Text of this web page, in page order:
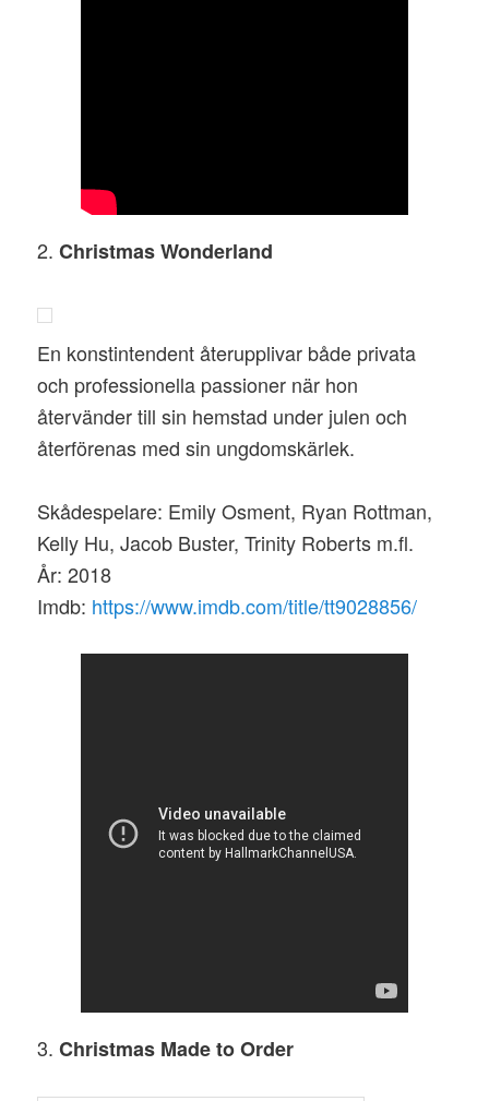
2.Christmas Wonderland
En konstintendent återupplivar både privata
och professionella passioner när hon
återvänder till sin hemstad under julen och
återförenas med sin ungdomskärlek.
Skådespelare: Emily Osment, Ryan Rottman,
Kelly Hu, Jacob Buster, Trinity Roberts m.fl.
År: 2018
Imdb: https://www.imdb.com/title/tt9028856/
3.Christmas Made to Order